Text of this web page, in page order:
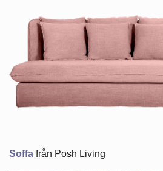
Soffa från Posh Living